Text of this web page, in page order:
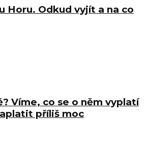
Horu. Odkud vyjít a na co
Víme, co se o něm vyplatí
příliš moc